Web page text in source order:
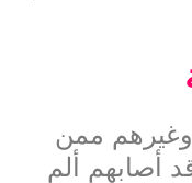
وغيرهم ممن
أصابهم ألم